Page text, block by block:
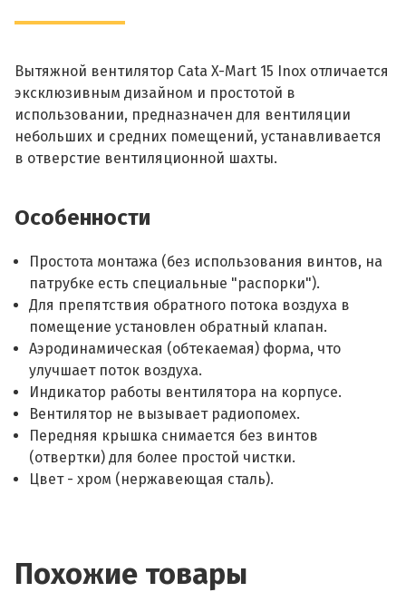
Похожие товары
Вытяжной вентилятор Cata X-Mart 15 Inox отличается
эксклюзивным дизайном и простотой в
использовании, предназначен для вентиляции
небольших и средних помещений, устанавливается
в отверстие вентиляционной шахты.
Особенности
Простота монтажа (без использования винтов, на
патрубке есть специальные "распорки").
Для препятствия обратного потока воздуха в
помещение установлен обратный клапан.
Аэродинамическая (обтекаемая) форма, что
улучшает поток воздуха.
Индикатор работы вентилятора на корпусе.
Вентилятор не вызывает радиопомех.
Передняя крышка снимается без винтов
(отвертки) для более простой чистки.
Цвет - хром (нержавеющая сталь).